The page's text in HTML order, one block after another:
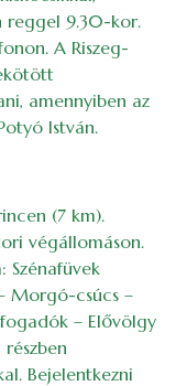
reggel 9.30-kor.
A Riszeg-
amennyiben az
István.
(7 km).
végállomáson.
Szénafüvek
Morgó-csúcs –
– Elővölgy
Bejelentkezni